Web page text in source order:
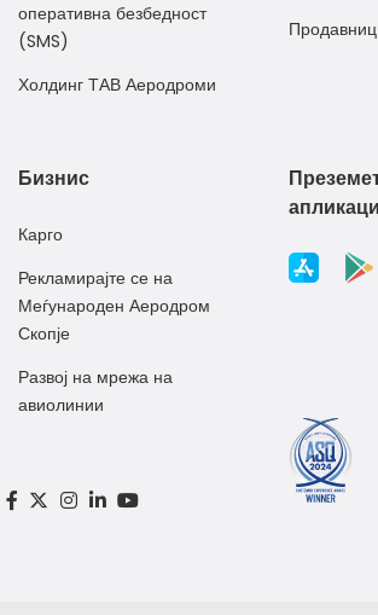
оперативна безбедност
(SMS)
Холдинг ТАВ Аеродроми
Бизнис
Карго
Рекламирајте се на
Меѓународен Аеродром
Скопје
Развој на мрежа на
авиолинии